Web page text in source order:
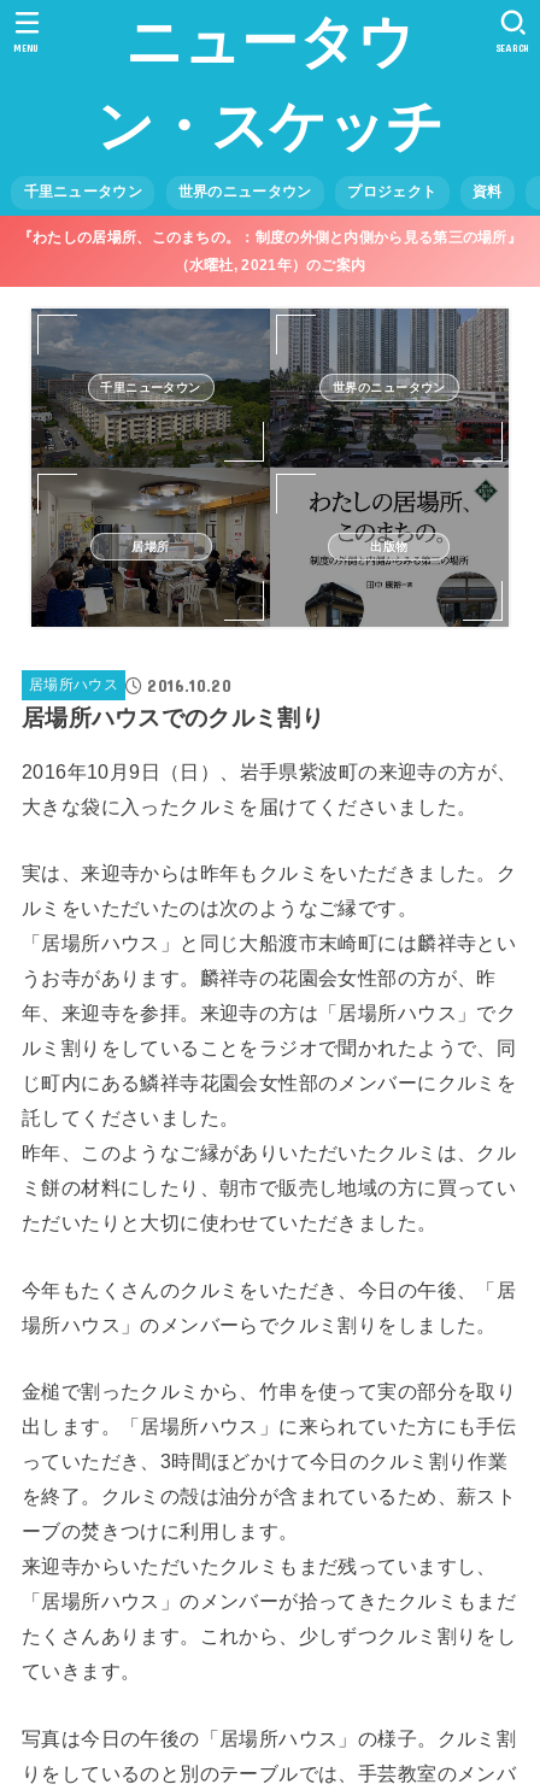
ニュータウ
ン・スケッチ
千里ニュータウン 世界のニュータウン プロジェクト 資料
SEARCH
MENU
『わたしの居場所、このまちの。：制度の外側と内側から見る第三の場所』
（水曜社, 2021年）のご案内
千里ニュータウン 世界のニュータウン
居場所 出版物
居場所ハウス 2016.10.20
居場所ハウスでのクルミ割り
2016年10月9日（日）、岩手県紫波町の来迎寺の方が、
大きな袋に入ったクルミを届けてくださいました。
実は、来迎寺からは昨年もクルミをいただきました。ク
ルミをいただいたのは次のようなご縁です。
「居場所ハウス」と同じ大船渡市末崎町には麟祥寺とい
うお寺があります。麟祥寺の花園会女性部の方が、昨
年、来迎寺を参拝。来迎寺の方は「居場所ハウス」でク
ルミ割りをしていることをラジオで聞かれたようで、同
じ町内にある鱗祥寺花園会女性部のメンバーにクルミを
託してくださいました。
昨年、このようなご縁がありいただいたクルミは、クル
ミ餅の材料にしたり、朝市で販売し地域の方に買ってい
ただいたりと大切に使わせていただきました。
今年もたくさんのクルミをいただき、今日の午後、「居
場所ハウス」のメンバーらでクルミ割りをしました。
金槌で割ったクルミから、竹串を使って実の部分を取り
出します。「居場所ハウス」に来られていた方にも手伝
っていただき、3時間ほどかけて今日のクルミ割り作業
を終了。クルミの殻は油分が含まれているため、薪スト
ーブの焚きつけに利用します。
来迎寺からいただいたクルミもまだ残っていますし、
「居場所ハウス」のメンバーが拾ってきたクルミもまだ
たくさんあります。これから、少しずつクルミ割りをし
ていきます。
写真は今日の午後の「居場所ハウス」の様子。クルミ割
りをしているのと別のテーブルでは、手芸教室のメンバ